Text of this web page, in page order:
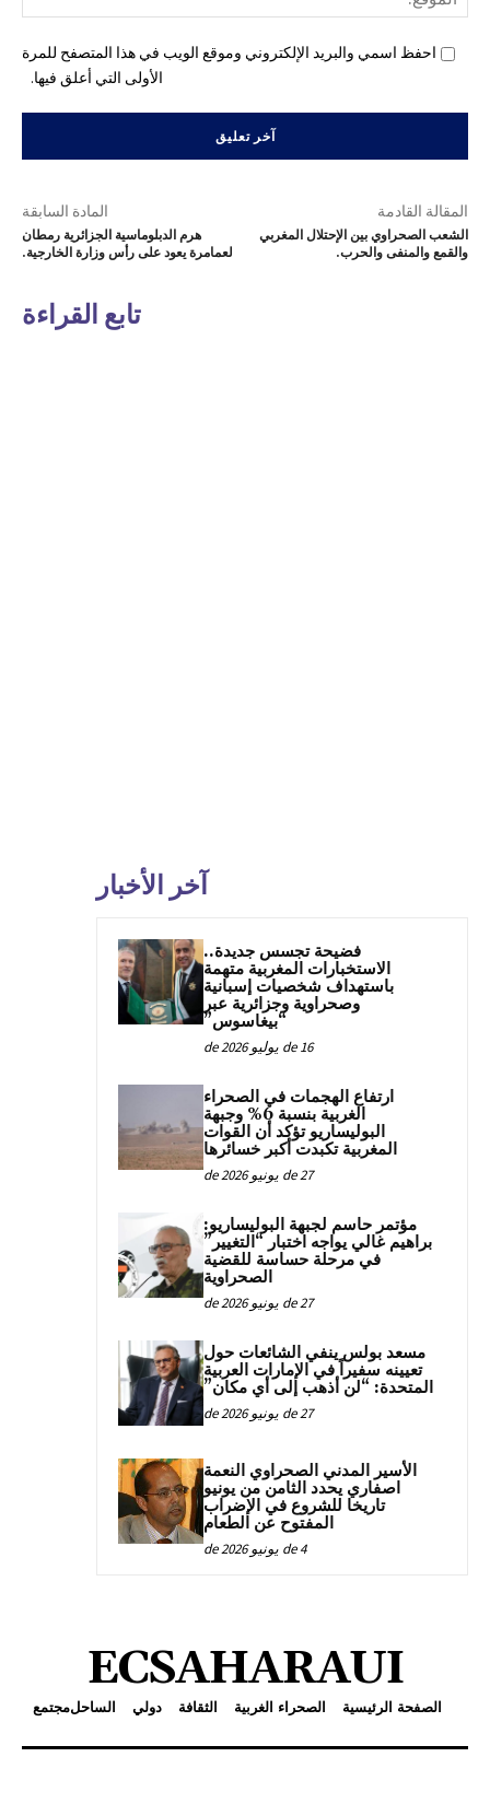
احفظ اسمي والبريد الإلكتروني وموقع الويب في هذا المتصفح للمرة
الأولى التي أعلق فيها.
المادة السابقة
هرم الدبلوماسية الجزائرية رمطان
لعمامرة يعود على رأس وزارة الخارجية.
المقالة القادمة
الشعب الصحراوي بين الإحتلال المغربي
والقمع والمنفى والحرب.
تابع القراءة
آخر الأخبار
فضيحة تجسس جديدة..
الاستخبارات المغربية متهمة
باستهداف شخصيات إسبانية
وصحراوية وجزائرية عبر
“بيغاسوس”
16 de يوليو de 2026
ارتفاع الهجمات في الصحراء
الغربية بنسبة 6% وجبهة
البوليساريو تؤكد أن القوات
المغربية تكبدت أكبر خسائرها
27 de يونيو de 2026
مؤتمر حاسم لجبهة البوليساريو:
براهيم غالي يواجه اختبار “التغيير”
في مرحلة حساسة للقضية
الصحراوية
27 de يونيو de 2026
مسعد بولس ينفي الشائعات حول
تعيينه سفيراً في الإمارات العربية
المتحدة: “لن أذهب إلى أي مكان”
27 de يونيو de 2026
الأسير المدني الصحراوي النعمة
اصفاري يحدد الثامن من يونيو
تاريخا للشروع في الإضراب
المفتوح عن الطعام
4 de يونيو de 2026
ECSAHARAUI
الصفحة الرئيسية الصحراء الغربية الثقافة دولي الساحلمجتمع